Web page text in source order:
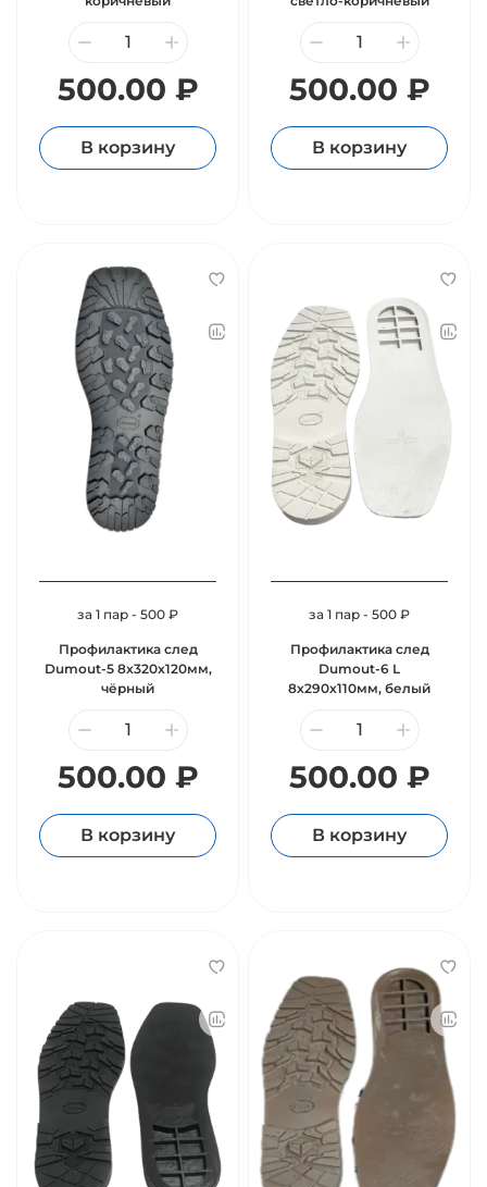
500.00 ₽
В корзину
500.00 ₽
В корзину
за 1 пар - 500 ₽
Профилактика след
Dumout-5 8х320х120мм,
чёрный
500.00 ₽
В корзину
за 1 пар - 500 ₽
Профилактика след
Dumout-6 L
8х290х110мм, белый
500.00 ₽
В корзину